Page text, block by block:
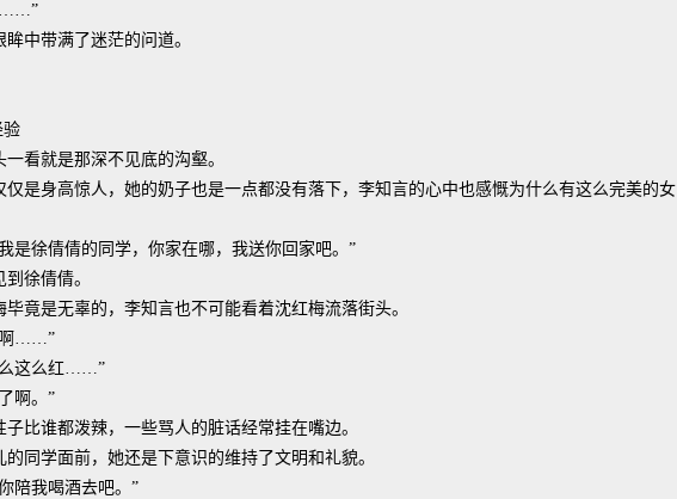
……”
中带满了迷茫的问道。
验
一看就是那深不见底的沟壑。
仅是身高惊人，她的奶子也是一点都没有落下，李知言的心中也感慨为什么有这么完美的女
是徐倩倩的同学，你家在哪，我送你回家吧。”
徐倩倩。
毕竟是无辜的，李知言也不可能看着沈红梅流落街头。
啊……”
么这么红……”
啊。”
子比谁都泼辣，一些骂人的脏话经常挂在嘴边。
的同学面前，她还是下意识的维持了文明和礼貌。
陪我喝酒去吧。”